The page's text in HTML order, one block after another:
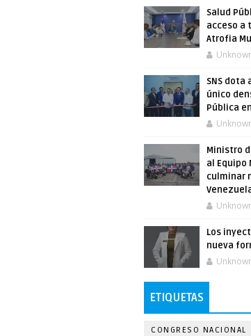
Salud
acceso a
Atrofia
SNS dota
único
Pública
Ministro
al Equipo
culminar
Los
nueva
ETIQUETAS
CONGRESO NACIONAL